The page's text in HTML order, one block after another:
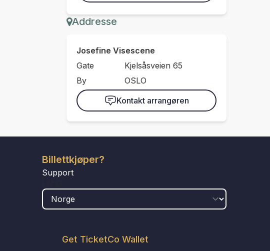
Addresse
Josefine Visescene
Gate
Kjelsåsveien 65
By
OSLO
Kontakt arrangøren
Billettkjøper?
Support
Get TicketCo Wallet